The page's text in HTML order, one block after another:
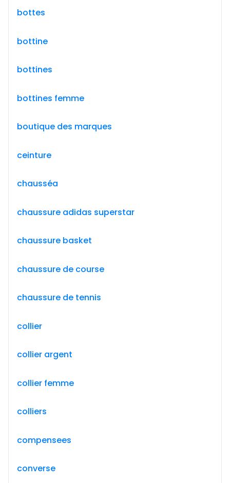
bottes
bottine
bottines
bottines femme
boutique des marques
ceinture
chausséa
chaussure adidas superstar
chaussure basket
chaussure de course
chaussure de tennis
collier
collier argent
collier femme
colliers
compensees
converse